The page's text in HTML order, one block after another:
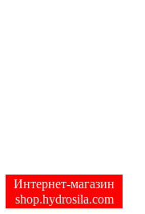
Интернет-магазин
shop.hydrosila.com